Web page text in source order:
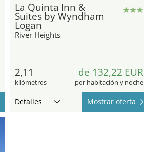
La Quinta Inn &
Suites by Wyndham
Logan
River Heights
2,11
kilómetros
de 132,22 EUR
por habitación y noche
Detalles Mostrar oferta